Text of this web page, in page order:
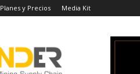
Planes y Precios Media Kit
Actualidad
Minera